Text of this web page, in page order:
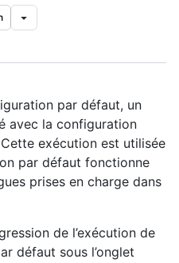
par défaut, un
avec la configuration
exécution est utilisée
par défaut fonctionne
prises en charge dans
de l’exécution de
défaut sous l’onglet